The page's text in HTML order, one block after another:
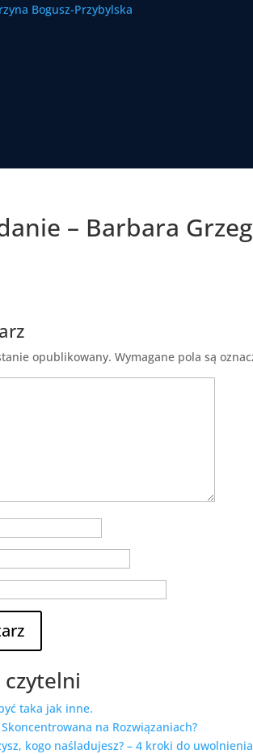
– Barbara
opublikowany. Wymagane pola są
taka jak inne.
na Rozwiązaniach?
kogo naśladujesz? – 4 kroki do